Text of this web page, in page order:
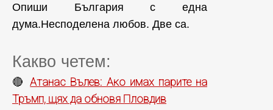
Опиши България с една
дума.Несподелена любов. Две са.
Какво четем:
🔴Атанас Вълев: Ако имах парите на
Тръмп, щях да обновя Пловдив